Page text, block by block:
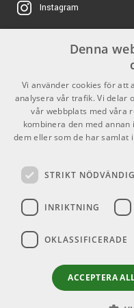
användning.
Virtual Soundcheck via
möjligt att arbeta med
Nätverk och
Med Milan-certifierad
32R smidigt med NSB-
StudioLive Series III-
för större produktioner.
Universal Control och
mixer och monitorer.
Användningsområden
StudioLive SE 32R kan
monitormixer,
Gator Wood
ARTIKELNUMMER
Martin Guitar
ERA Light
ARTIKELNUMMER
SKB Cases
Instagram
X
Youtube
TikTok
Denna
Vi använder cookies för att
analysera vår trafik. Vi delar
vår webbplats med våra
kombinera den med
dem eller som de har samlat
STRIKT
INRIKTNING
OKLASSIFICERADE
ACCEPTERA